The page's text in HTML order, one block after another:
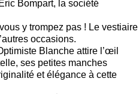
Bompart, la société
y trompez pas ! Le vestiaire
occasions.
Blanche attire l’œil
ses petites manches
et élégance à cette